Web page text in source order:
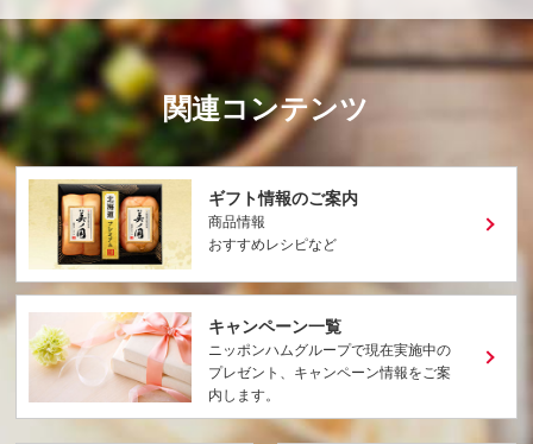
関連コンテンツ
ギフト情報のご案内
商品情報
おすすめレシピなど
キャンペーン一覧
ニッポンハムグループで現在実施中の
プレゼント、キャンペーン情報をご案
内します。